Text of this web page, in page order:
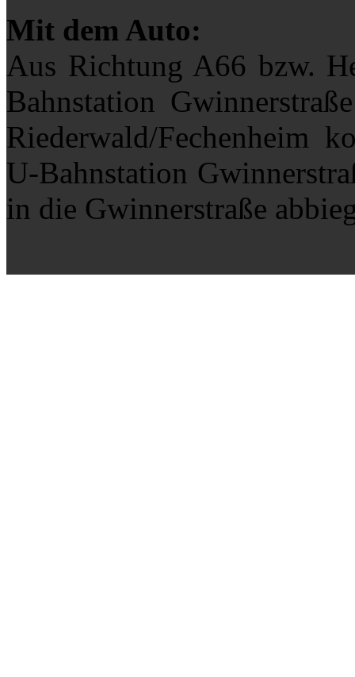
Mit dem Auto:
Aus Richtung A66 bzw.
Bahnstation
Riederwald/Fechenheim
U-Bahnstation
in die Gwinnerstraße